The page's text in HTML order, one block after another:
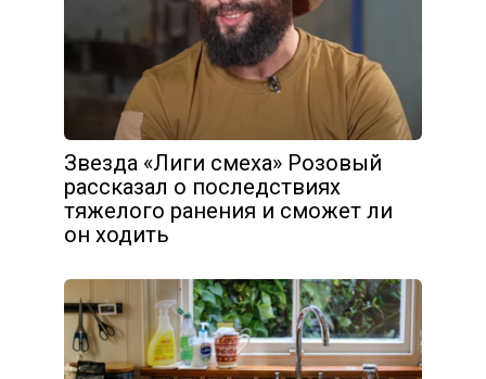
Звезда «Лиги смеха» Розовый
рассказал о последствиях
тяжелого ранения и сможет ли
он ходить